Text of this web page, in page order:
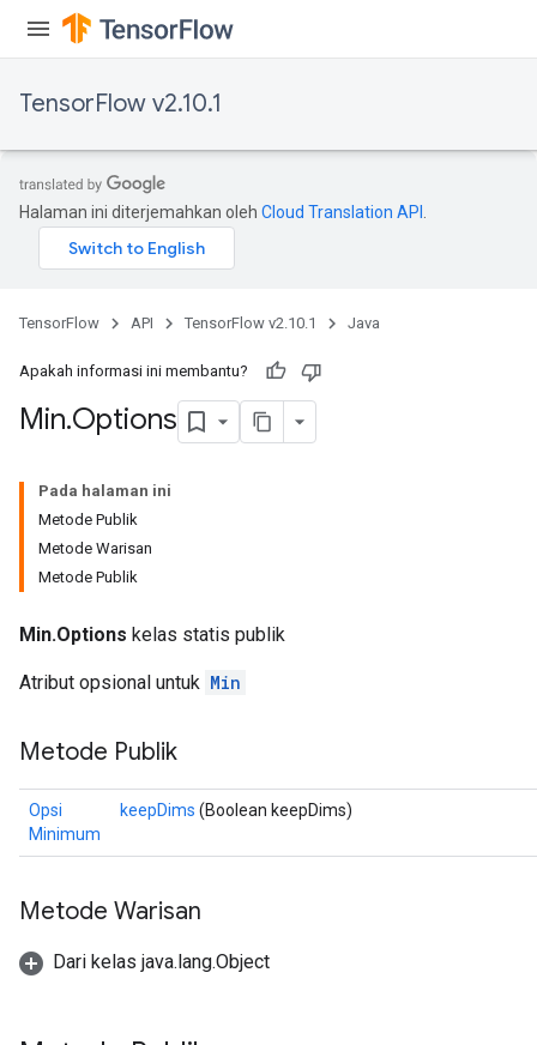
TensorFlow v2.10.1
Halaman ini diterjemahkan oleh Cloud Translation API
TensorFlow API TensorFlow v2.10.1 Java
Apakah informasi ini membantu?
Min.Options
Pada halaman ini
Metode Publik
Metode Warisan
Metode Publik
Min.Options kelas statis publik
Atribut opsional untuk Min
Metode Publik
Opsi
Minimum
keepDims (Boolean keepDims)
Metode Warisan
Dari kelas java.lang.Object